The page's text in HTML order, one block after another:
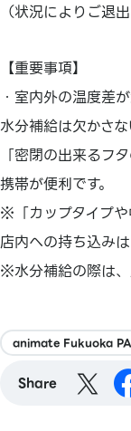
（状況によりご退
【重要事項】
・室内外の温度差
水分補給は欠かさ
「密閉の出来るフ
携帯が便利です。
※「カップタイプや
店内への持ち込み
※水分補給の際は、
animate Fukuoka
Share